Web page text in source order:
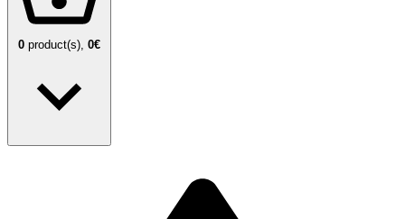
0 product(s), 0€